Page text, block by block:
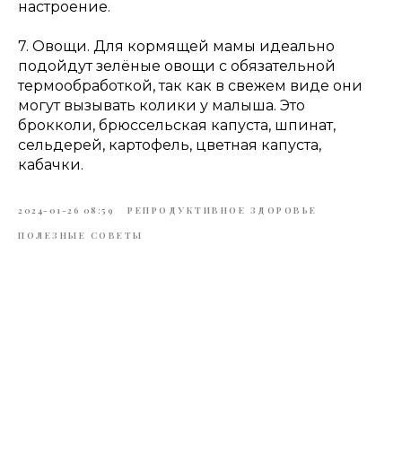
настроение.
7. Овощи. Для кормящей мамы идеально
подойдут зелёные овощи с обязательной
термообработкой, так как в свежем виде они
могут вызывать колики у малыша. Это
брокколи, брюссельская капуста, шпинат,
сельдерей, картофель, цветная капуста,
кабачки.
2024-01-26 08:59
РЕПРОДУКТИВНОЕ ЗДОРОВЬЕ
ПОЛЕЗНЫЕ СОВЕТЫ